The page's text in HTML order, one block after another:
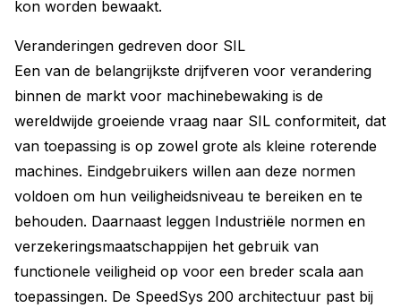
kon worden bewaakt.
Veranderingen gedreven door SIL
Een van de belangrijkste drijfveren voor verandering
binnen de markt voor machinebewaking is de
wereldwijde groeiende vraag naar SIL conformiteit, dat
van toepassing is op zowel grote als kleine roterende
machines. Eindgebruikers willen aan deze normen
voldoen om hun veiligheidsniveau te bereiken en te
behouden. Daarnaast leggen Industriële normen en
verzekeringsmaatschappijen het gebruik van
functionele veiligheid op voor een breder scala aan
toepassingen. De SpeedSys 200 architectuur past bij